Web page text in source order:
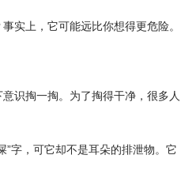
实上，它可能远比你想得更危险。
识掏一掏。为了掏得干净，很多人
字，可它却不是耳朵的排泄物。它